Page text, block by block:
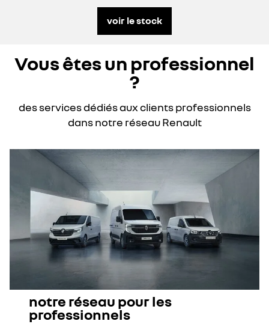
voir le stock
Vous êtes un professionnel
?
des services dédiés aux clients professionnels
dans notre réseau Renault
notre réseau pour les
professionnels